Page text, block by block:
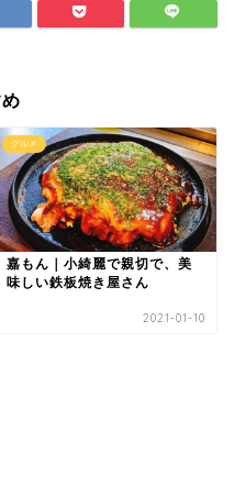
グルメ
嘉もん｜小綺麗で親切で、美
味しい鉄板焼き屋さん
2021-01-10